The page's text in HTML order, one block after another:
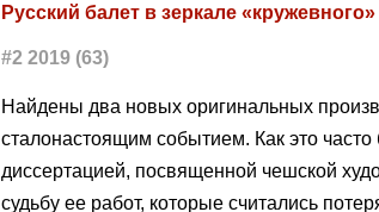
Русский балет в зеркале
#2 2019 (63)
Найдены два новых оригинальных
сталонастоящим событием. Как это
диссертацией, посвященной чешской
судьбу ее работ, которые считались